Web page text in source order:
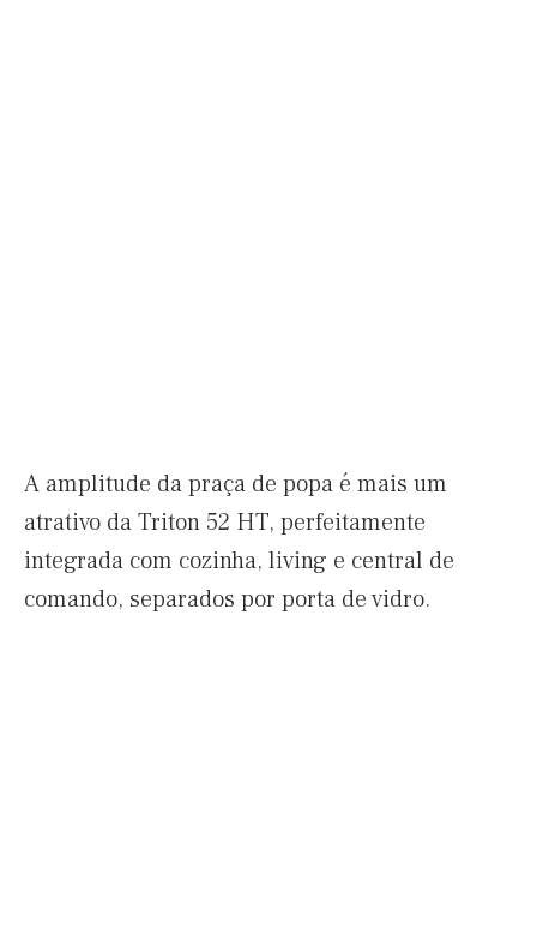
A amplitude da praça de popa é mais um
atrativo da Triton 52 HT, perfeitamente
integrada com cozinha, living e central de
comando, separados por porta de vidro.